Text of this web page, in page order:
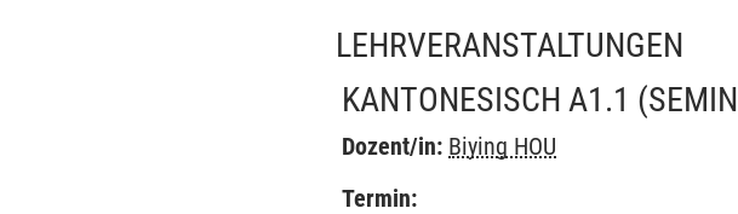
LEHRVERANSTALTUNGEN
KANTONESISCH A1.1
Dozent/in: Biying HOU
Termin: